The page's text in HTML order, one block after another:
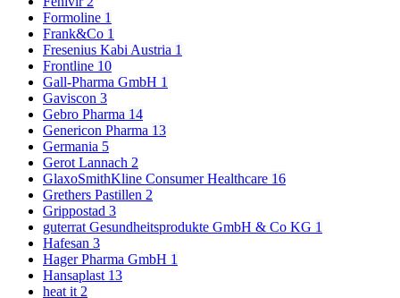
Formoline 1
Frank&Co 1
Fresenius Kabi Austria 1
Frontline 10
Gall-Pharma GmbH 1
Gaviscon 3
Gebro Pharma 14
Genericon Pharma 13
Germania 5
Gerot Lannach 2
GlaxoSmithKline Consumer Healthcare 16
Grethers Pastillen 2
Grippostad 3
guterrat Gesundheitsprodukte GmbH & Co KG 1
Hafesan 3
Hager Pharma GmbH 1
Hansaplast 13
heat it 2